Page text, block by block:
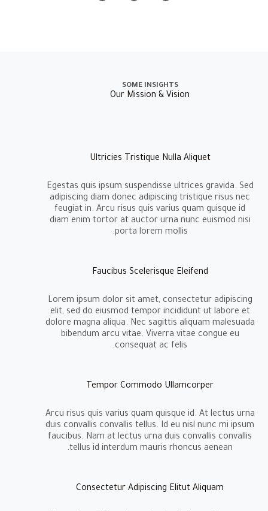
SOME INSIGHTS
Our Mission & Vision
Ultricies Tristique Nulla Aliquet
Egestas quis ipsum suspendisse ultrices gravida. Sed
adipiscing diam donec adipiscing tristique risus nec
feugiat in. Arcu risus quis varius quam quisque id
diam enim tortor at auctor urna nunc euismod nisi
porta lorem mollis.
Faucibus Scelerisque Eleifend
Lorem ipsum dolor sit amet, consectetur adipiscing
elit, sed do eiusmod tempor incididunt ut labore et
dolore magna aliqua. Nec sagittis aliquam malesuada
bibendum arcu vitae. Viverra vitae congue eu
consequat ac felis.
Tempor Commodo Ullamcorper
Arcu risus quis varius quam quisque id. At lectus urna
duis convallis convallis tellus. Id eu nisl nunc mi ipsum
faucibus. Nam at lectus urna duis convallis convallis
tellus id interdum mauris rhoncus aenean.
Consectetur Adipiscing Elitut Aliquam